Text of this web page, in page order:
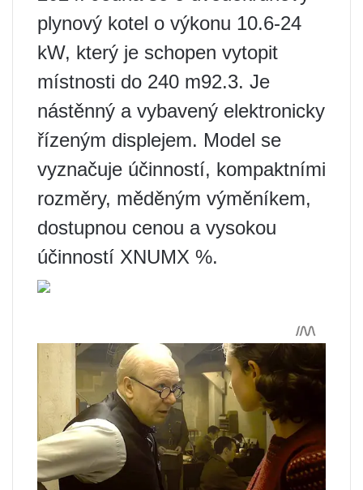
plynový kotel o výkonu 10.6-24
kW, který je schopen vytopit
místnosti do 240 m92.3. Je
nástěnný a vybavený elektronicky
řízeným displejem. Model se
vyznačuje účinností, kompaktními
rozměry, měděným výměníkem,
dostupnou cenou a vysokou
účinností XNUMX %.